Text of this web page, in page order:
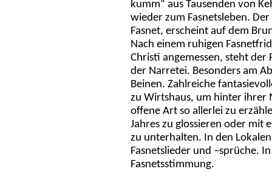
kumm“ aus Tausenden von
wieder zum Fasnetsleben.
Fasnet, erscheint auf dem
Nach einem ruhigen
Christi angemessen, steht der
der Narretei. Besonders am
Beinen. Zahlreiche
zu Wirtshaus, um hinter ihrer
offene Art so allerlei zu
Jahres zu glossieren oder mit
zu unterhalten. In den
Fasnetslieder und –sprüche.
Fasnetsstimmung.